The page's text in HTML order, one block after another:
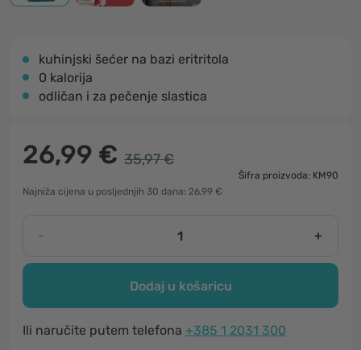
kuhinjski šećer na bazi eritritola
0 kalorija
odličan i za pečenje slastica
26,99 € 35,97 €
Šifra proizvoda: KM90
Najniža cijena u posljednjih 30 dana: 26,99 €
- +
Dodaj u košaricu
Ili naručite putem telefona +385 1 2031 300